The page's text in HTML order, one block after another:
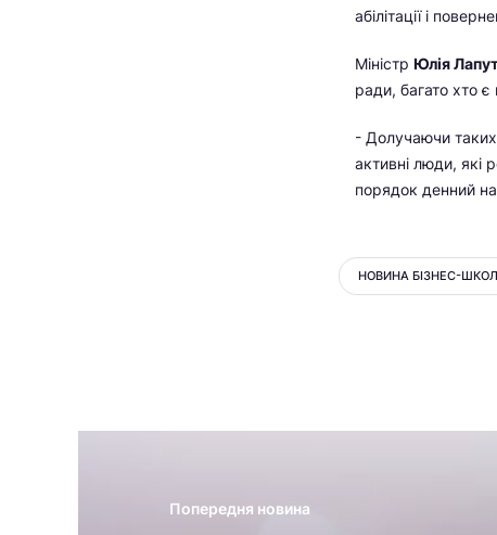
абілітації і
Міністр Юлія
ради, багато хто
- Долучаючи
активні люди, які
порядок денний
НОВИНА БІЗНЕС-
Попередня новина